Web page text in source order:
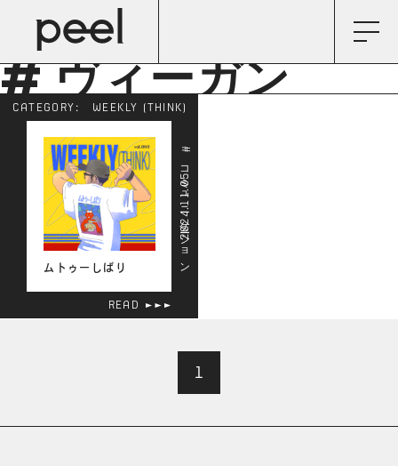
# ヴィーガン
ムトゥーしばり
CATEGORY: WEEKLY (THINK)
2024.11.05
# コミュニケーション
READ
1